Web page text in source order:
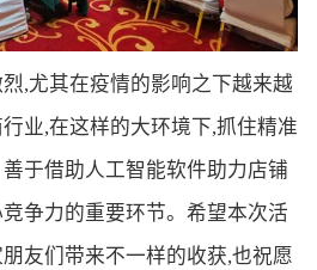
,尤其在疫情的影响之下越来越
业,在这样的大环境下,抓住精准
于借助人工智能软件助力店铺
争力的重要环节。希望本次活
友们带来不一样的收获,也祝愿